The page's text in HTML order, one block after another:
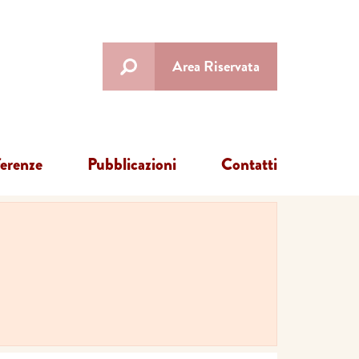
Area Riservata
Pubblicazioni Contatti